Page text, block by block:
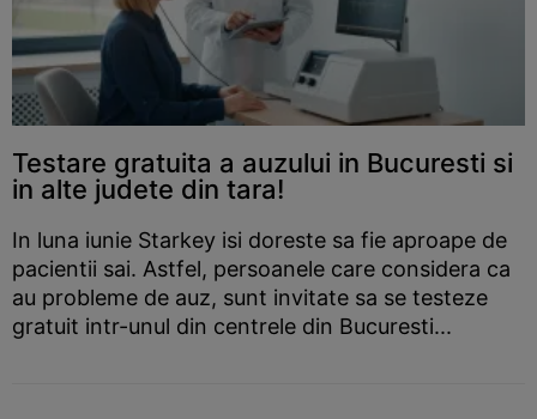
Testare gratuita a auzului in Bucuresti si
in alte judete din tara!
In luna iunie Starkey isi doreste sa fie aproape de
pacientii sai. Astfel, persoanele care considera ca
au probleme de auz, sunt invitate sa se testeze
gratuit intr-unul din centrele din Bucuresti...